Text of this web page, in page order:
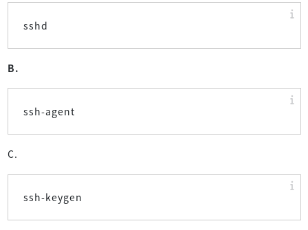
sshd
B.
ssh-agent
C.
ssh-keygen